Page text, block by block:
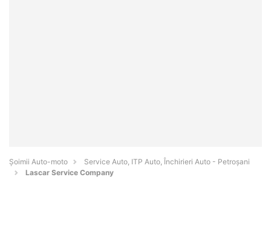
Șoimii Auto-moto
Service Auto, ITP Auto, Închirieri Auto - Petroşani
Lascar Service Company